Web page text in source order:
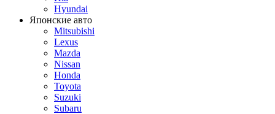
Hyundai
Японские авто
Mitsubishi
Lexus
Mazda
Nissan
Honda
Toyota
Suzuki
Subaru